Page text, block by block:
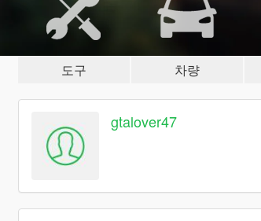
도구 차량
gtalover47